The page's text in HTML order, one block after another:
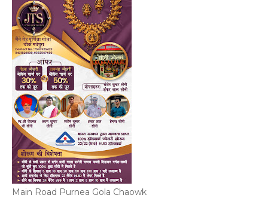
Main Road Purnea Gola Chaowk